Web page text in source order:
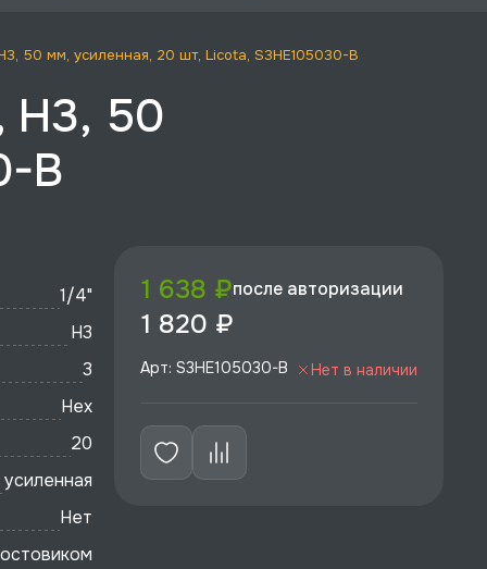
50 мм, усиленная, 20 шт, Licota, S3HE105030-B
H3, 50
B
1/4"
H3
3
Hex
20
усиленная
Нет
1 638 ₽после авторизации
1 820 ₽
Арт: S3HE105030-B Нет в наличии